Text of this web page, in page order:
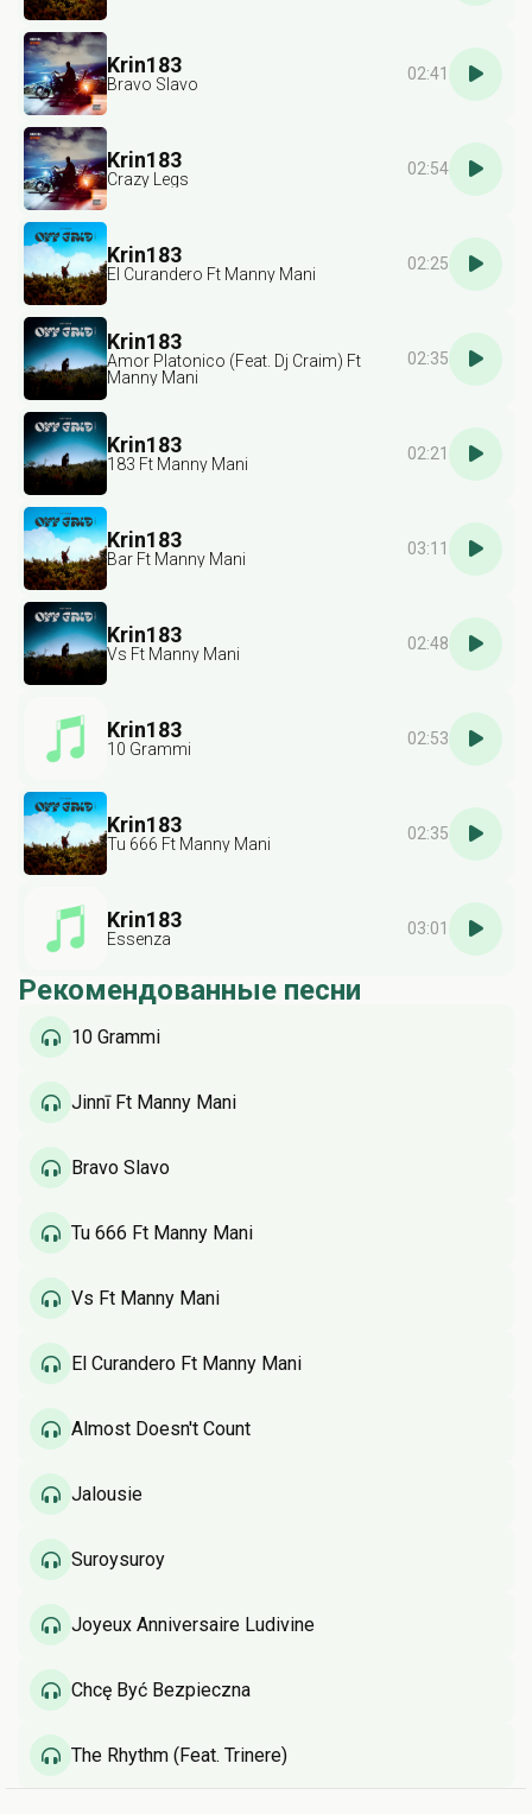
Krin183
Bravo Slavo
02:41
Krin183
Crazy Legs
02:54
Krin183
El Curandero Ft Manny Mani
02:25
Krin183
Amor Platonico (Feat. Dj Craim) Ft
Manny Mani
02:35
Krin183
183 Ft Manny Mani
02:21
Krin183
Bar Ft Manny Mani
03:11
Krin183
Vs Ft Manny Mani
02:48
Krin183
10 Grammi
02:53
Krin183
Tu 666 Ft Manny Mani
02:35
Krin183
Essenza
03:01
Рекомендованные песни
10 Grammi
Jinnī Ft Manny Mani
Bravo Slavo
Tu 666 Ft Manny Mani
Vs Ft Manny Mani
El Curandero Ft Manny Mani
Almost Doesn't Count
Jalousie
Suroysuroy
Joyeux Anniversaire Ludivine
Chcę Być Bezpieczna
The Rhythm (Feat. Trinere)